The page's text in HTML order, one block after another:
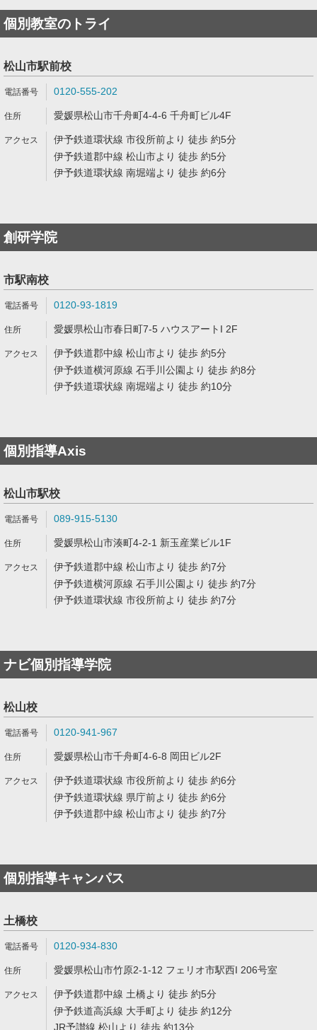
個別教室のトライ
松山市駅前校
0120-555-202
愛媛県松山市千舟町4-4-6 千舟町ビル4F
伊予鉄道環状線 市役所前より 徒歩 約5分
伊予鉄道郡中線 松山市より 徒歩 約5分
伊予鉄道環状線 南堀端より 徒歩 約6分
創研学院
市駅南校
0120-93-1819
愛媛県松山市春日町7-5 ハウスアートI 2F
伊予鉄道郡中線 松山市より 徒歩 約5分
伊予鉄道横河原線 石手川公園より 徒歩 約8分
伊予鉄道環状線 南堀端より 徒歩 約10分
個別指導Axis
松山市駅校
089-915-5130
愛媛県松山市湊町4-2-1 新玉産業ビル1F
伊予鉄道郡中線 松山市より 徒歩 約7分
伊予鉄道横河原線 石手川公園より 徒歩 約7分
伊予鉄道環状線 市役所前より 徒歩 約7分
ナビ個別指導学院
松山校
0120-941-967
愛媛県松山市千舟町4-6-8 岡田ビル2F
伊予鉄道環状線 市役所前より 徒歩 約6分
伊予鉄道環状線 県庁前より 徒歩 約6分
伊予鉄道郡中線 松山市より 徒歩 約7分
個別指導キャンパス
土橋校
0120-934-830
愛媛県松山市竹原2-1-12 フェリオ市駅西I 206号室
伊予鉄道郡中線 土橋より 徒歩 約5分
伊予鉄道高浜線 大手町より 徒歩 約12分
JR予讃線 松山より 徒歩 約13分